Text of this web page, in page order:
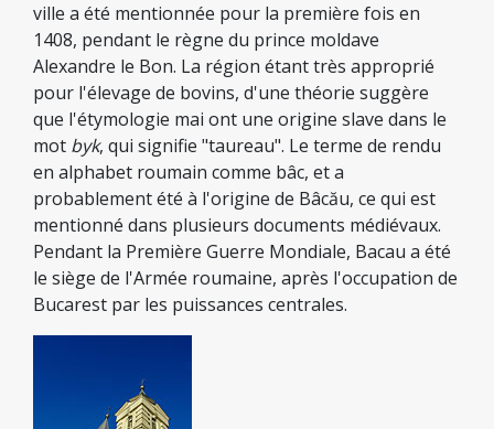
ville a été mentionnée pour la première fois en
1408, pendant le règne du prince moldave
Alexandre le Bon. La région étant très approprié
pour l'élevage de bovins, d'une théorie suggère
que l'étymologie mai ont une origine slave dans le
mot byk, qui signifie "taureau". Le terme de rendu
en alphabet roumain comme bâc, et a
probablement été à l'origine de Bâcău, ce qui est
mentionné dans plusieurs documents médiévaux.
Pendant la Première Guerre Mondiale, Bacau a été
le siège de l'Armée roumaine, après l'occupation de
Bucarest par les puissances centrales.